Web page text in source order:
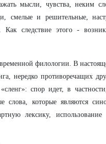
мысли, чувства, неким
смелые и решительные,
следствие этого -
филологии. В
нередко противоречащих
спор идет, в
слова, которые являются
лексику, использование